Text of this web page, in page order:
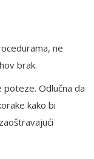
ne
brak.
poteze. Odlučna da
kako bi